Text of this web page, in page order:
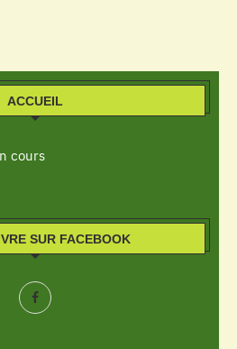
ACCUEIL
cours
SUR FACEBOOK